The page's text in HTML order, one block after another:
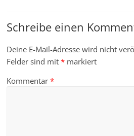
Schreibe einen
Deine E-Mail-Adresse wird nicht
Felder sind mit* markiert
Kommentar*